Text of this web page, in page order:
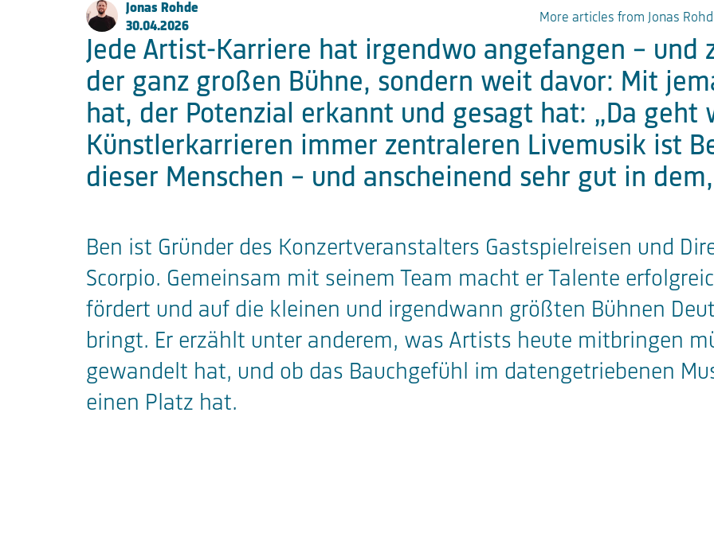
FKP Scorpio Konzertproduktionen GmbH
Große Elbstraße 277a
22767 Hamburg
+49 (0) 40 853 88 888
Email:info@fkpscorpio.com
instagram
Jonas Rohde
30.04.2026
More articles from Jonas
Jede Artist-Karriere hat irgendwo angefangen – und
der ganz großen Bühne, sondern weit davor: Mit
hat, der Potenzial erkannt und gesagt hat: „Da geht
Künstlerkarrieren immer zentraleren Livemusik ist
dieser Menschen – und anscheinend sehr gut in
Ben ist Gründer des Konzertveranstalters Gastspielreisen und
Scorpio. Gemeinsam mit seinem Team macht er Talente
fördert und auf die kleinen und irgendwann größten Bühnen
bringt. Er erzählt unter anderem, was Artists heute mitbringen
gewandelt hat, und ob das Bauchgefühl im datengetriebenen
einen Platz hat.